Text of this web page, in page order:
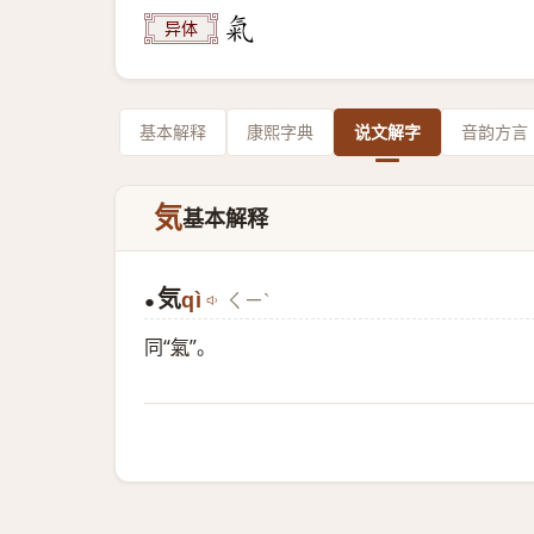
异体
基本解释 康熙字典 说文解字 音韵方言
気基本解释
● 気qì ㄑㄧˋ
同“氣”。